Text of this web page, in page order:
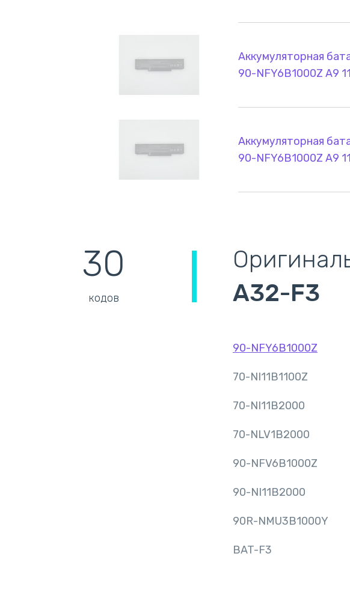
Аккумуляторная
90-NFY6B1000Z A9
Аккумуляторная
90-NFY6B1000Z A9
30
кодов
A32-F3
90-NFY6B1000Z
70-NI11B1100Z
70-NI11B2000
70-NLV1B2000
90-NFV6B1000Z
90-NI11B2000
90R-NMU3B1000Y
BAT-F3